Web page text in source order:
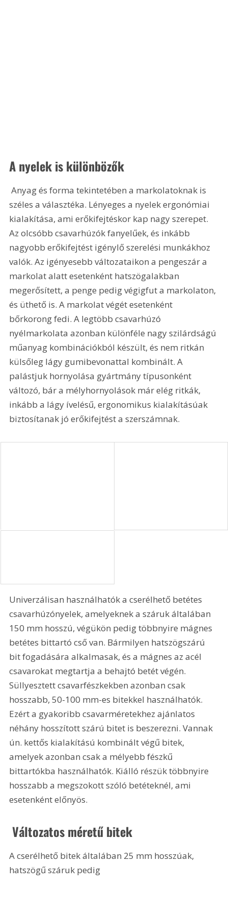
A nyelek is különbözők
Anyag és forma tekintetében a markolatoknak is
széles a választéka. Lényeges a nyelek ergonómiai
kialakítása, ami erőkifejtéskor kap nagy szerepet.
Az olcsóbb csavarhúzók fanyelűek, és inkább
nagyobb erőkifejtést igénylő szerelési munkákhoz
valók. Az igényesebb változataikon a pengeszár a
markolat alatt esetenként hatszögalakban
megerősített, a penge pedig végigfut a markolaton,
és üthető is. A markolat végét esetenként
bőrkorong fedi. A legtöbb csavarhúzó
nyélmarkolata azonban különféle nagy szilárdságú
műanyag kombinációkból készült, és nem ritkán
külsőleg lágy gumibevonattal kombinált. A
palástjuk hornyolása gyártmány típusonként
változó, bár a mélyhornyolások már elég ritkák,
inkább a lágy ívelésű, ergonomikus kialakításúak
biztosítanak jó erőkifejtést a szerszámnak.
Univerzálisan használhatók a cserélhető betétes
csavarhúzónyelek, amelyeknek a száruk általában
150 mm hosszú, végükön pedig többnyire mágnes
betétes bittartó cső van. Bármilyen hatszögszárú
bit fogadására alkalmasak, és a mágnes az acél
csavarokat megtartja a behajtó betét végén.
Süllyesztett csavarfészkekben azonban csak
hosszabb, 50-100 mm-es bitekkel használhatók.
Ezért a gyakoribb csavarméretekhez ajánlatos
néhány hosszított szárú bitet is beszerezni. Vannak
ún. kettős kialakítású kombinált végű bitek,
amelyek azonban csak a mélyebb fészkű
bittartókba használhatók. Kiálló részük többnyire
hosszabb a megszokott szóló betéteknél, ami
esetenként előnyös.
Változatos méretű bitek
A cserélhető bitek általában 25 mm hosszúak,
hatszögű száruk pedig